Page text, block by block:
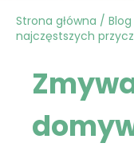
Strona główna / Blog
najczęstszych